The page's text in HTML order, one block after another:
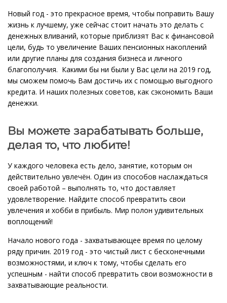
Новый год - это прекрасное время, чтобы поправить Вашу
жизнь к лучшему, уже сейчас стоит начать это делать с
денежных вливаний, которые приблизят Вас к финансовой
цели, будь то увеличение Ваших пенсионных накоплений
или другие планы для создания бизнеса и личного
благополучия. Какими бы ни были у Вас цели на 2019 год,
мы сможем помочь Вам достичь их с помощью выгодного
кредита. И наших полезных советов, как сэкономить Ваши
денежки.
Вы можете зарабатывать больше,
делая то, что любите!
У каждого человека есть дело, занятие, которым он
действительно увлечён. Один из способов наслаждаться
своей работой – выполнять то, что доставляет
удовлетворение. Найдите способ превратить свои
увлечения и хобби в прибыль. Мир полон удивительных
воплощений!
Начало нового года - захватывающее время по целому
ряду причин. 2019 год - это чистый лист с бесконечными
возможностями, и ключ к тому, чтобы сделать его
успешным - найти способ превратить свои возможности в
захватывающие реальности.